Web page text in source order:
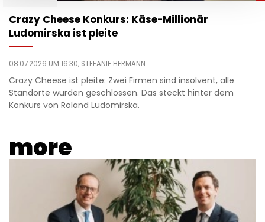
Crazy Cheese Konkurs: Käse-Millionär
Ludomirska ist pleite
08.07.2026 UM 16:30, STEFANIE HERMANN
Crazy Cheese ist pleite: Zwei Firmen sind insolvent, alle
Standorte wurden geschlossen. Das steckt hinter dem
Konkurs von Roland Ludomirska.
more